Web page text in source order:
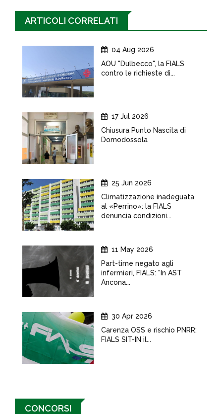
ARTICOLI CORRELATI
04 Aug 2026
AOU "Dulbecco", la FIALS
contro le richieste di...
17 Jul 2026
Chiusura Punto Nascita di
Domodossola
25 Jun 2026
Climatizzazione inadeguata
al «Perrino»: la FIALS
denuncia condizioni...
11 May 2026
Part-time negato agli
infermieri, FIALS: "In AST
Ancona...
30 Apr 2026
Carenza OSS e rischio PNRR:
FIALS SIT-IN il...
CONCORSI